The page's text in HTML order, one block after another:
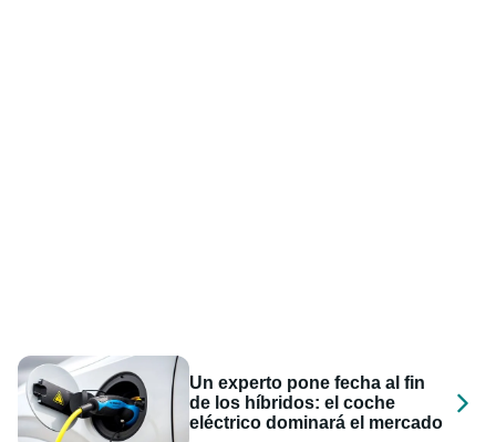
Un experto pone fecha al fin
de los híbridos: el coche
eléctrico dominará el mercado